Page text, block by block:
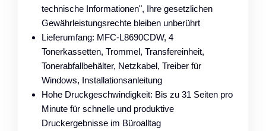
technische Informationen", Ihre gesetzlichen
Gewährleistungsrechte bleiben unberührt
Lieferumfang: MFC-L8690CDW, 4
Tonerkassetten, Trommel, Transfereinheit,
Tonerabfallbehälter, Netzkabel, Treiber für
Windows, Installationsanleitung
Hohe Druckgeschwindigkeit: Bis zu 31 Seiten pro
Minute für schnelle und produktive
Druckergebnisse im Büroalltag